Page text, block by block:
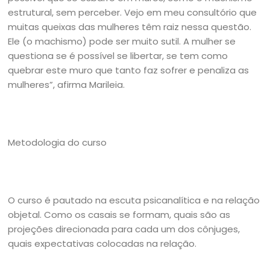
estrutural, sem perceber. Vejo em meu consultório que
muitas queixas das mulheres têm raiz nessa questão.
Ele (o machismo) pode ser muito sutil. A mulher se
questiona se é possível se libertar, se tem como
quebrar este muro que tanto faz sofrer e penaliza as
mulheres”, afirma Marileia.
Metodologia do curso
O curso é pautado na escuta psicanalítica e na relação
objetal. Como os casais se formam, quais são as
projeções direcionada para cada um dos cônjuges,
quais expectativas colocadas na relação.